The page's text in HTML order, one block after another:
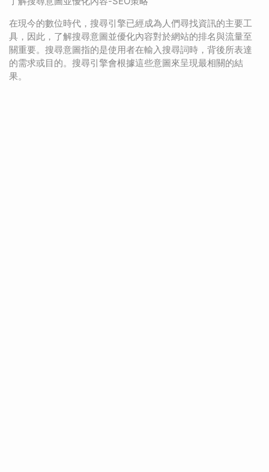
在現今的數位時代，搜尋引擎已經成為人們尋找資訊的主要工
具，因此，了解搜尋意圖並優化內容對於網站的排名與流量至
關重要。搜尋意圖指的是使用者在輸入搜尋詞時，背後所表達
的需求或目的。搜尋引擎會根據這些意圖來呈現最相關的結
果。